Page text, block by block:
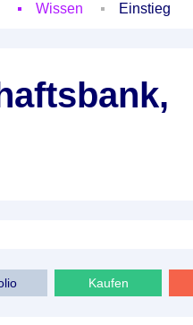
Wissen Einstieg
Kaufen